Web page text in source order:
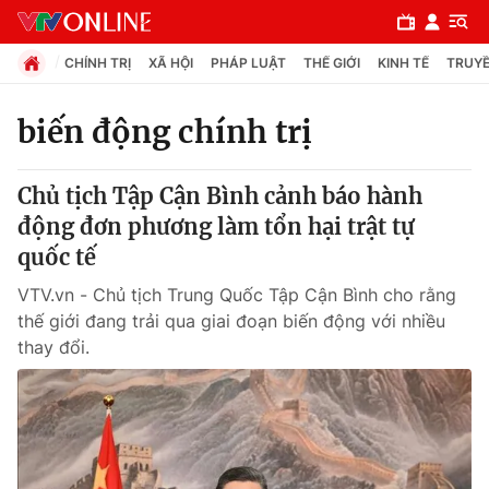
Chuyên mục
Chính trị
Pháp luật
Y tế
Thế giới
CHÍNH TRỊ XÃ HỘI PHÁP LUẬT THẾ GIỚI KINH TẾ
biến động chính trị
Chủ tịch Tập Cận Bình cảnh báo hành
động đơn phương làm tổn hại trật tự
quốc tế
VTV.vn - Chủ tịch Trung Quốc Tập Cận Bình cho rằng
thế giới đang trải qua giai đoạn biến động với nhiều
thay đổi.